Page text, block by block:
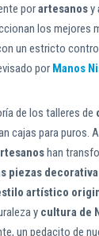
porartesanosy
los mejores
un estricto
por Manos
de los talleres de
cajas para puros.
han
piezas
artístico
ycultura de
un pedacito de